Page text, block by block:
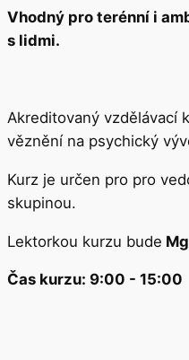
Vhodný pro terénní i
s lidmi.
Akreditovaný vzdělávací
věznění na psychický
Kurz je určen pro pro
skupinou.
Lektorkou kurzu bude
Čas kurzu: 9:00 - 15:00